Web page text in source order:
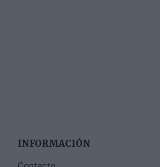
INFORMACIÓN